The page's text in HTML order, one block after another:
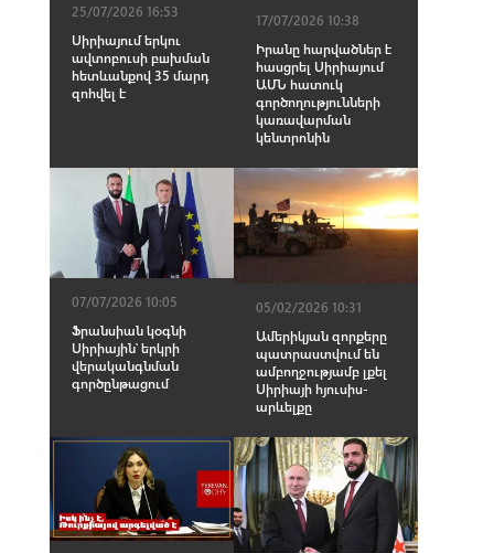
25/07/2026 16:53
Սիրիայում երկու
ավտոբուսի բшխման
հետևանքով 35 մարդ
զnհվել է
17/07/2026 10:38
Իրանը հարվածներ է
հասցրել Սիրիայում
ԱՄՆ հատուկ
գործողությունների
կառավարման
կենտրոնին
07/07/2026 10:05
Ֆրանսիան կօգնի
Սիրիային՝ երկրի
վերականգնման
գործընթացում
05/02/2026 10:31
Ամերիկյան զորքերը
պատրաստվում են
ամբողջությամբ լքել
Սիրիայի հյուսիս-
արևելքը